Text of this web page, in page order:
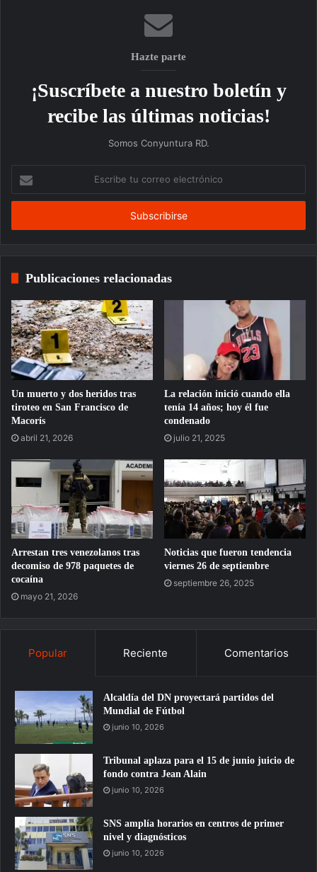
Hazte parte
¡Suscríbete a nuestro boletín y
recibe las últimas noticias!
Somos Conyuntura RD.
correo
Publicaciones relacionadas
Un muerto y dos heridos tras
tiroteo en San Francisco de
Macorís
abril 21, 2026
La relación inició cuando ella
tenía 14 años; hoy él fue
condenado
julio 21, 2025
Arrestan tres venezolanos tras
decomiso de 978 paquetes de
cocaína
mayo 21, 2026
Noticias que fueron tendencia
viernes 26 de septiembre
septiembre 26, 2025
Popular Reciente Comentarios
Alcaldía del DN proyectará partidos del
Mundial de Fútbol
junio 10, 2026
Tribunal aplaza para el 15 de junio juicio de
fondo contra Jean Alain
junio 10, 2026
SNS amplía horarios en centros de primer
nivel y diagnósticos
junio 10, 2026